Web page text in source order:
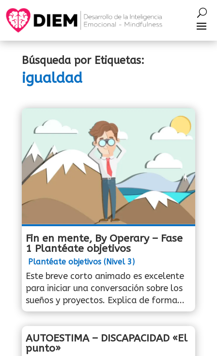
Búsqueda por Etiquetas:
igualdad
Fin en mente, By Operary – Fase
1 Plantéate objetivos
Plantéate objetivos (Nivel 3)
Este breve corto animado es excelente
para iniciar una conversación sobre los
sueños y proyectos. Explica de forma...
AUTOESTIMA – DISCAPACIDAD «El
punto»